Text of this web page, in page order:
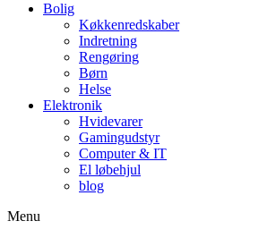
Bolig
Køkkenredskaber
Indretning
Rengøring
Børn
Helse
Elektronik
Hvidevarer
Gamingudstyr
Computer & IT
El løbehjul
blog
Menu